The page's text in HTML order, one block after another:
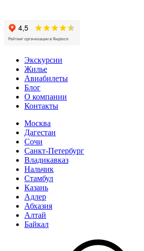
Экскурсии
Жилье
Авиабилеты
Блог
О компании
Контакты
Москва
Дагестан
Сочи
Санкт-Петербург
Владикавказ
Нальчик
Стамбул
Казань
Адлер
Абхазия
Алтай
Байкал